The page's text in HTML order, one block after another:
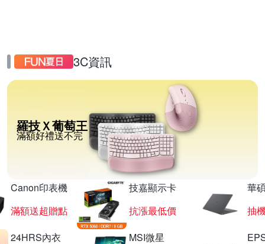
3C資訊
羅技Ｘ葡萄王
滿額好禮送不完
Canon印表機
滿額送超贈點
技嘉顯示卡
抗漲最低價
華
抽
24HRS內衣
MSI微星